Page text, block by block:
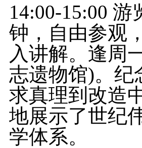
14:00-15:00 游
钟，自由参观
入讲解。逢周
志遗物馆)。纪
求真理到改造
地展示了世纪
学体系。